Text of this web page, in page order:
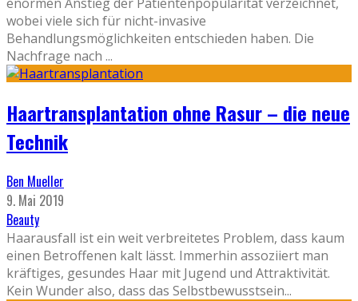
wobei viele sich für nicht-invasive
Behandlungsmöglichkeiten entschieden haben. Die
Nachfrage nach ...
Haartransplantation ohne Rasur – die neue
Technik
Ben Mueller
9. Mai 2019
Beauty
Haarausfall ist ein weit verbreitetes Problem, dass kaum
einen Betroffenen kalt lässt. Immerhin assoziiert man
kräftiges, gesundes Haar mit Jugend und Attraktivität.
Kein Wunder also, dass das Selbstbewusstsein...